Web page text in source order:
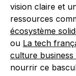
vision claire et
ressources
écosystème
ou La tech
culture business
nourrir ce